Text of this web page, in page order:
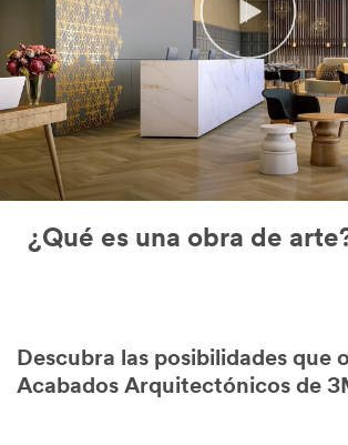
¿Qué es una obra de
Descubra las posibilidades que
Acabados Arquitectónicos de